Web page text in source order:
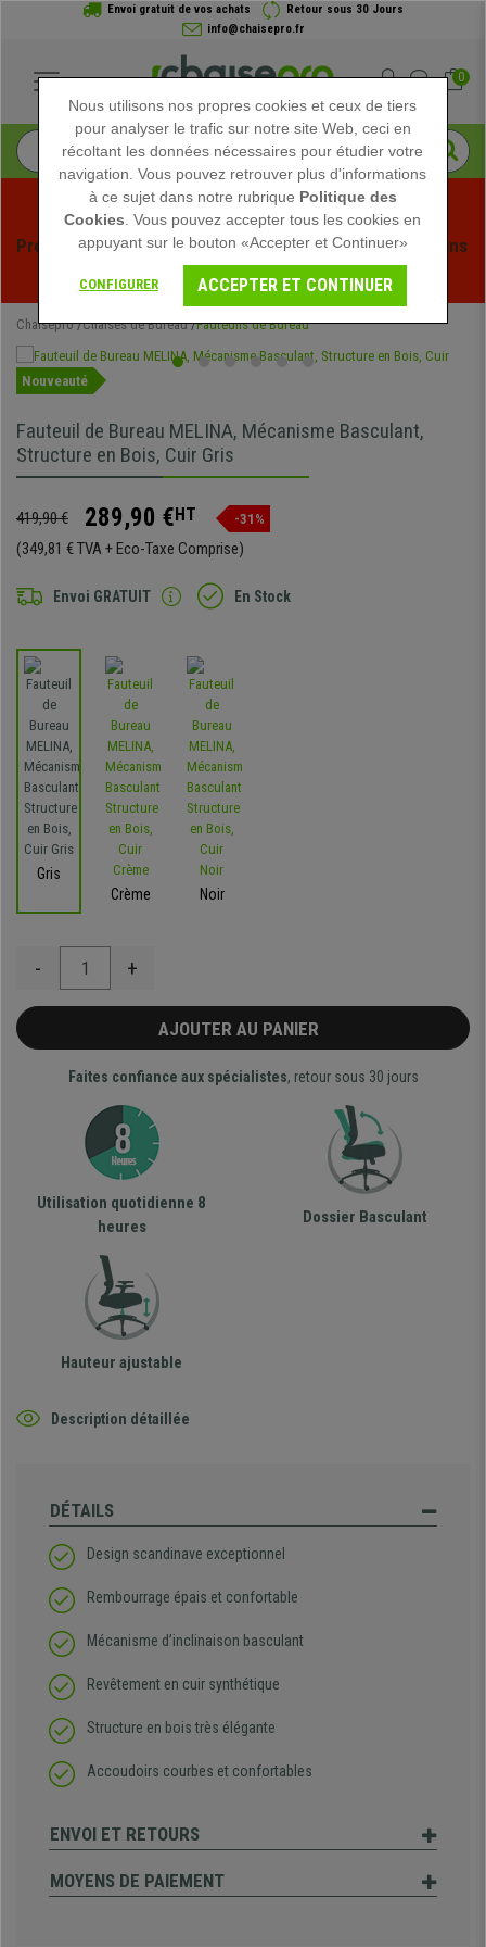
Envoi gratuit de vos achats
Retour sous 30 Jours
info@chaisepro.fr
0
Profitez des soldes d'été chez Chaisepro ! Des réductions
exclusives pour une durée limitée - Voir l'offre
Chaisepro Chaises de Bureau Fauteuils de Bureau
Nouveauté
Fauteuil de Bureau MELINA, Mécanisme Basculant,
Structure en Bois, Cuir Gris
419,90 € 289,90 €HT -31%
(349,81 € TVA + Eco-Taxe Comprise)
Envoi GRATUIT En Stock
Gris
Crème
Noir
- +
AJOUTER AU PANIER
Faites confiance aux spécialistes, retour sous 30 jours
Utilisation quotidienne 8
heures
Dossier Basculant
Hauteur ajustable
Description détaillée
DÉTAILS
Design scandinave exceptionnel
Rembourrage épais et confortable
Mécanisme d’inclinaison basculant
Revêtement en cuir synthétique
Structure en bois très élégante
Accoudoirs courbes et confortables
ENVOI ET RETOURS
MOYENS DE PAIEMENT
Nous utilisons nos propres cookies et ceux de tiers
pour analyser le trafic sur notre site Web, ceci en
récoltant les données nécessaires pour étudier votre
navigation. Vous pouvez retrouver plus d'informations
à ce sujet dans notre rubrique Politique des
Cookies . Vous pouvez accepter tous les cookies en
appuyant sur le bouton «Accepter et Continuer»
CONFIGURER ACCEPTER ET CONTINUER